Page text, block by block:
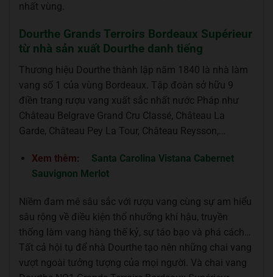
nhất vùng.
Dourthe Grands Terroirs Bordeaux Supérieur
từ nhà sản xuất Dourthe danh tiếng
Thương hiệu Dourthe thành lập năm 1840 là nhà làm
vang số 1 của vùng Bordeaux. Tập đoàn sở hữu 9
điền trang rượu vang xuất sắc nhất nước Pháp như
Château Belgrave Grand Cru Classé, Château La
Garde, Château Pey La Tour, Château Reysson,…
Xem thêm:
Santa Carolina Vistana Cabernet
Sauvignon Merlot
Niềm đam mê sâu sắc với rượu vang cùng sự am hiểu
sâu rộng về điều kiện thổ nhưỡng khí hậu, truyền
thống làm vang hàng thế kỷ, sự táo bạo và phá cách…
Tất cả hội tụ để nhà Dourthe tạo nên những chai vang
vượt ngoài tưởng tượng của mọi người. Và chai vang